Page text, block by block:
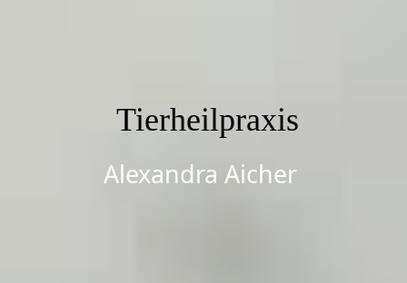
Tierheilpraxis
Alexandra Aicher